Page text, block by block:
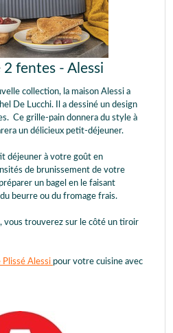
fentes - Alessi
collection, la maison Alessi a
De Lucchi. Il a dessiné un design
Ce grille-pain donnera du style à
un délicieux petit-déjeuner.
déjeuner à votre goût en
de brunissement de votre
un bagel en le faisant
beurre ou du fromage frais.
vous trouverez sur le côté un tiroir
Plissé Alessi pour votre cuisine avec